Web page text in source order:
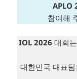
APLO
참여해
IOL 2026 대회
대한민국 대표